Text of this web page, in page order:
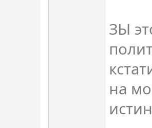
ЗЫ
на